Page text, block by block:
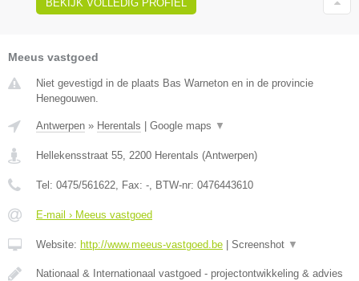
BEKIJK VOLLEDIG PROFIEL
Meeus vastgoed
Niet gevestigd in de plaats Bas Warneton en in de provincie
Henegouwen.
Antwerpen » Herentals Google maps ▼
Hellekensstraat 55, 2200 Herentals (Antwerpen)
Tel: 0475/561622, Fax: -, BTW-nr: 0476443610
E-mail › Meeus vastgoed
Website: http://www.meeus-vastgoed.be Screenshot ▼
Nationaal & Internationaal vastgoed - projectontwikkeling & advies